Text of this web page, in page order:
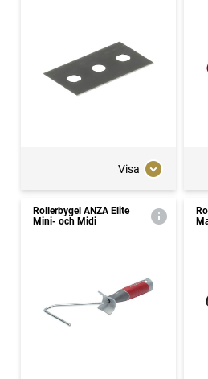
Visa
Rollerbygel ANZA Elite
Mini- och Midi